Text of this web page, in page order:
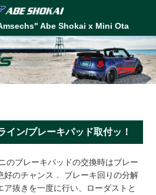
Abe Shokai x Mini Ota
イン/ブレーキパッド取付ッ！
のブレーキパッドの交換時はブレー
好のチャンス． ブレーキ回りの分解
抜きを一度に行い、ローダストと